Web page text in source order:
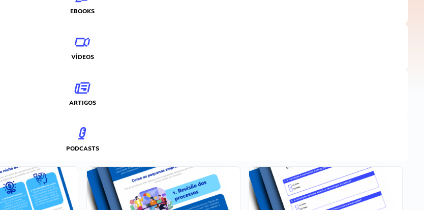
EBOOKS
VÍDEOS
ARTIGOS
PODCASTS